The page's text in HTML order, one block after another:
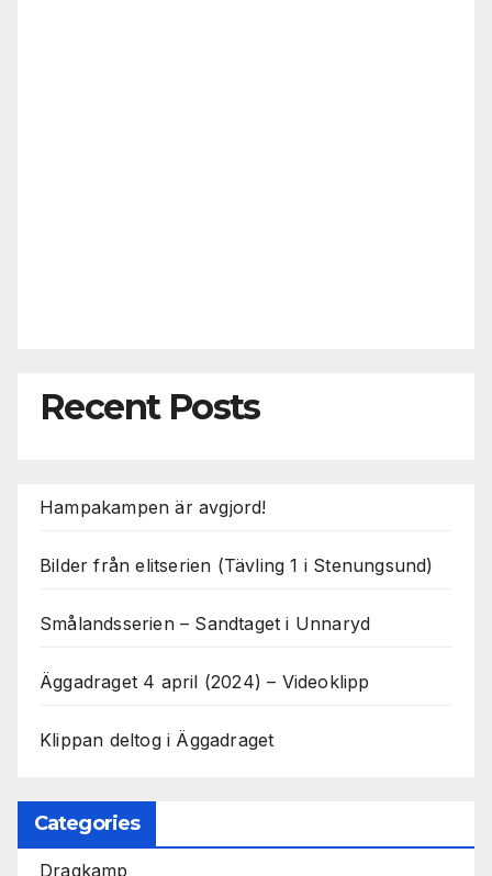
Recent Posts
Hampakampen är avgjord!
Bilder från elitserien (Tävling 1 i Stenungsund)
Smålandsserien – Sandtaget i Unnaryd
Äggadraget 4 april (2024) – Videoklipp
Klippan deltog i Äggadraget
Categories
Dragkamp